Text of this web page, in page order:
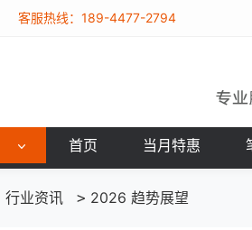
客服热线：189-4477-2794
首页 当月特惠
行业资讯 > 2026 趋势展望